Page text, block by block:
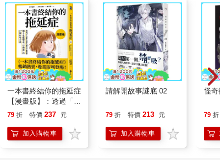
一本書終結你的拖延症
【漫畫版】：透過「小
行動」打開大腦的行動
「行動派」的37個科
學方法
79 折 特價 237 元
加入購物車
請解開故事謎底 02
79 折 特價 213 元
加入購物車
怪
79 折